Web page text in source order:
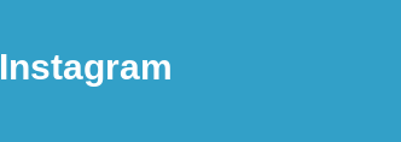
Instagram